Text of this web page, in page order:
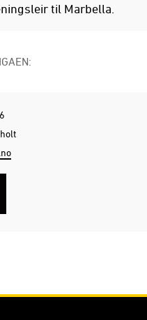
til Marbella.